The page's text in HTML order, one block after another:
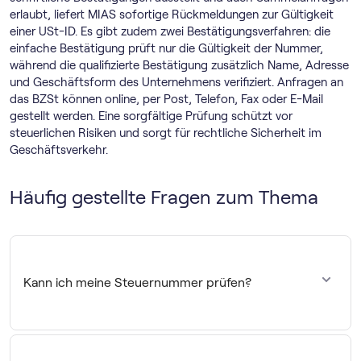
erlaubt, liefert MIAS sofortige Rückmeldungen zur Gültigkeit
einer USt-ID. Es gibt zudem zwei Bestätigungsverfahren: die
einfache Bestätigung prüft nur die Gültigkeit der Nummer,
während die qualifizierte Bestätigung zusätzlich Name, Adresse
und Geschäftsform des Unternehmens verifiziert. Anfragen an
das BZSt können online, per Post, Telefon, Fax oder E-Mail
gestellt werden. Eine sorgfältige Prüfung schützt vor
steuerlichen Risiken und sorgt für rechtliche Sicherheit im
Geschäftsverkehr.
Häufig gestellte Fragen zum Thema
Kann ich meine Steuernummer prüfen?
Du kannst deine eigene USt-ID über das